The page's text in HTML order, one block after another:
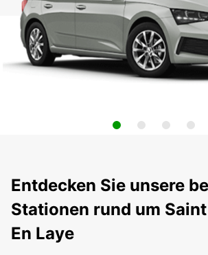
Entdecken Sie unsere
Stationen rund um
En Laye